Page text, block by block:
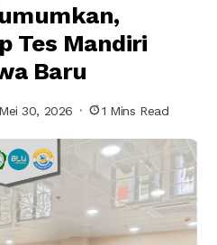
Tes Mandiri
Baru
Mei 30, 2026 1 Mins Read